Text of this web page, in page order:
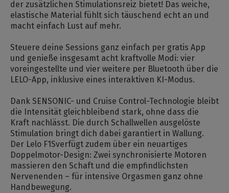
der zusätzlichen Stimulationsreiz bietet! Das weiche,
elastische Material fühlt sich täuschend echt an und
macht einfach Lust auf mehr.
Steuere deine Sessions ganz einfach per gratis App
und genieße insgesamt acht kraftvolle Modi: vier
voreingestellte und vier weitere per Bluetooth über die
LELO-App, inklusive eines interaktiven KI-Modus.
Dank SENSONIC- und Cruise Control-Technologie bleibt
die Intensität gleichbleibend stark, ohne dass die
Kraft nachlässt. Die durch Schallwellen ausgelöste
Stimulation bringt dich dabei garantiert in Wallung.
Der Lelo F1Sverfügt zudem über ein neuartiges
Doppelmotor-Design: Zwei synchronisierte Motoren
massieren den Schaft und die empfindlichsten
Nervenenden – für intensive Orgasmen ganz ohne
Handbewegung.